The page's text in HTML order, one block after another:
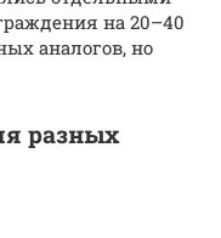
на 20–40
аналогов, но
разных